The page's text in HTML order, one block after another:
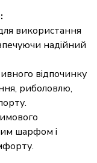
використання
надійний
відпочинку
риболовлю,
шарфом і